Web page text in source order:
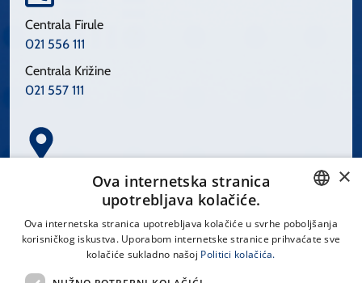
Centrala Firule
021 556 111
Centrala Križine
021 557 111
Spinčićeva 1, 21000 Split
CROATIAN
×
Ova internetska stranica
upotrebljava kolačiće.
Ova internetska stranica upotrebljava kolačiće u svrhe poboljšanja
korisničkog iskustva. Uporabom internetske stranice prihvaćate sve
kolačiće sukladno našoj Politici kolačića.